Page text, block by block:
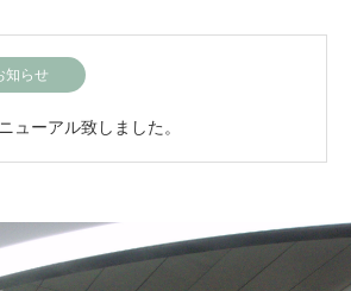
知らせ
ューアル致しました。